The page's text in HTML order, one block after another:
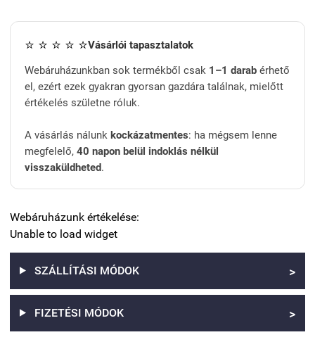
⭐ ⭐ ⭐ ⭐ ⭐Vásárlói tapasztalatok
Webáruházunkban sok termékből csak 1–1 darab érhető
el, ezért ezek gyakran gyorsan gazdára találnak, mielőtt
értékelés születne róluk.
A vásárlás nálunk kockázatmentes: ha mégsem lenne
megfelelő, 40 napon belül indoklás nélkül
visszaküldheted.
Webáruházunk értékelése:
Unable to load widget
SZÁLLÍTÁSI MÓDOK >
FIZETÉSI MÓDOK >